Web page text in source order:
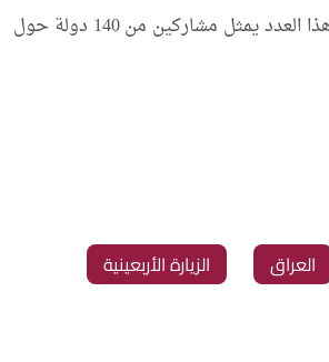
ألف زائر"، مؤكداً أن "هذا العدد يمثل مشاركين من 140 دولة حول
‏العراق ‏الزيارة الأربعينية